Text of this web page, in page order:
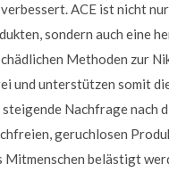
ACE ist nicht
sondern auch eine
Methoden zur
und unterstützen somit
steigende Nachfrage nach
geruchlosen
Mitmenschen belästigt